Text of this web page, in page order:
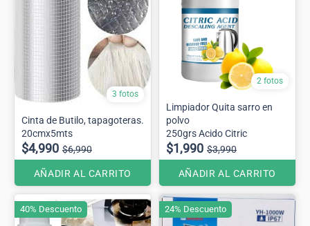
3 fotos
Cinta de Butilo, tapagoteras.
20cmx5mts
$4,990 $6,990
AÑADIR AL CARRITO
2 fotos
Limpiador Quita sarro en
polvo
250grs Acido Citric
$1,990 $3,990
AÑADIR AL CARRITO
40% Descuento 24% Descuento